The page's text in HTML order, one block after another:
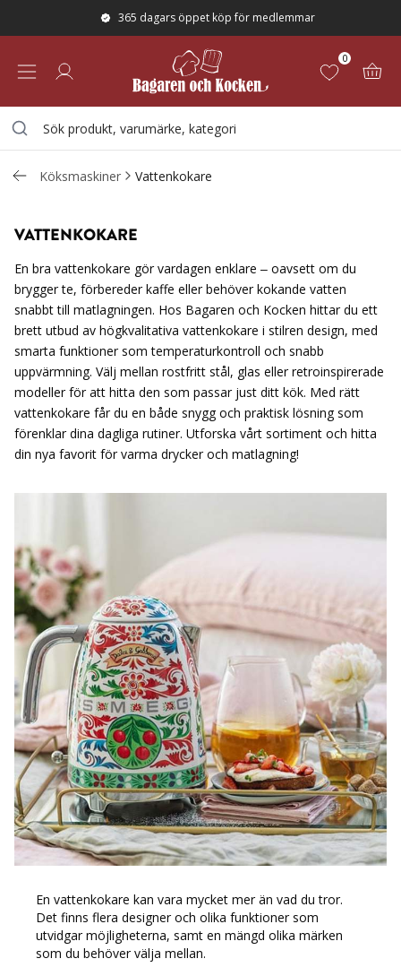
365 dagars öppet köp för medlemmar
0
Köksmaskiner Vattenkokare
VATTENKOKARE
En bra vattenkokare gör vardagen enklare – oavsett om du
brygger te, förbereder kaffe eller behöver kokande vatten
snabbt till matlagningen. Hos Bagaren och Kocken hittar du ett
brett utbud av högkvalitativa vattenkokare i stilren design, med
smarta funktioner som temperaturkontroll och snabb
uppvärmning. Välj mellan rostfritt stål, glas eller retroinspirerade
modeller för att hitta den som passar just ditt kök. Med rätt
vattenkokare får du en både snygg och praktisk lösning som
förenklar dina dagliga rutiner. Utforska vårt sortiment och hitta
din nya favorit för varma drycker och matlagning!
En vattenkokare kan vara mycket mer än vad du tror.
Det finns flera designer och olika funktioner som
utvidgar möjligheterna, samt en mängd olika märken
som du behöver välja mellan.